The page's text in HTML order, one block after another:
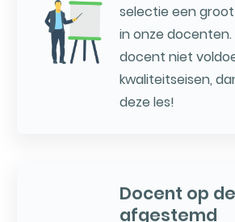
selectie een
in onze docenten.
docent niet
kwaliteitseisen,
deze les!
Docent op
afgestemd